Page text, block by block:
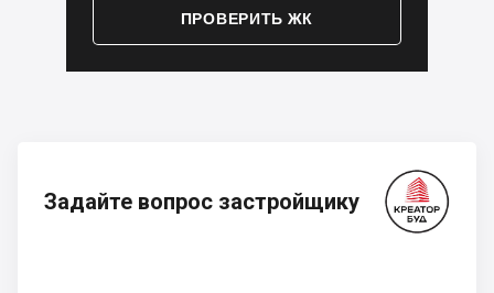
ПРОВЕРИТЬ ЖК
Задайте вопрос застройщику